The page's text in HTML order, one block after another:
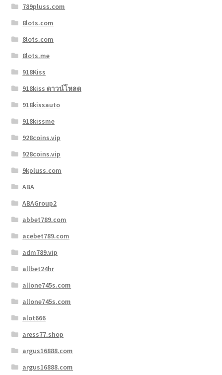
789pluss.com
8lots.com
8lots.com
8lots.me
918Kiss
918kiss ดาวน์โหลด
918kissauto
918kissme
928coins.vip
928coins.vip
9kpluss.com
ABA
ABAGroup2
abbet789.com
acebet789.com
adm789.vip
allbet24hr
allone745s.com
allone745s.com
alot666
aress77.shop
argus16888.com
argus16888.com